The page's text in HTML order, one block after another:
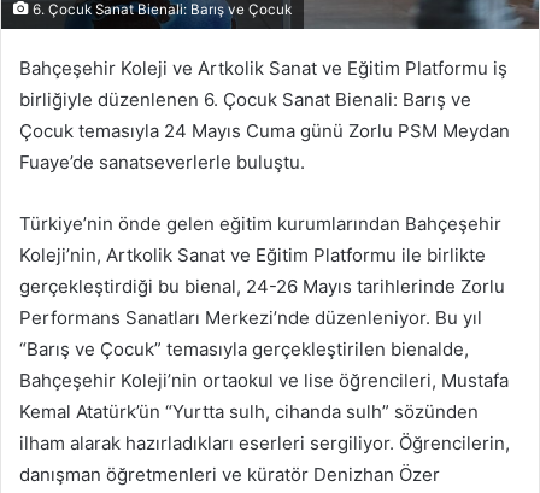
6. Çocuk Sanat Bienali: Barış ve Çocuk
Bahçeşehir Koleji ve Artkolik Sanat ve Eğitim Platformu iş
birliğiyle düzenlenen 6. Çocuk Sanat Bienali: Barış ve
Çocuk temasıyla 24 Mayıs Cuma günü Zorlu PSM Meydan
Fuaye’de sanatseverlerle buluştu.
Türkiye’nin önde gelen eğitim kurumlarından Bahçeşehir
Koleji’nin, Artkolik Sanat ve Eğitim Platformu ile birlikte
gerçekleştirdiği bu bienal, 24-26 Mayıs tarihlerinde Zorlu
Performans Sanatları Merkezi’nde düzenleniyor. Bu yıl
“Barış ve Çocuk” temasıyla gerçekleştirilen bienalde,
Bahçeşehir Koleji’nin ortaokul ve lise öğrencileri, Mustafa
Kemal Atatürk’ün “Yurtta sulh, cihanda sulh” sözünden
ilham alarak hazırladıkları eserleri sergiliyor. Öğrencilerin,
danışman öğretmenleri ve küratör Denizhan Özer